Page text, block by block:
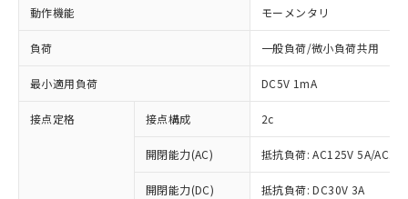
動作機能 モーメンタリ
負荷 一般負荷/微小負荷共用
最小適用負荷 DC5V 1mA
接点定格 接点構成 2c
開閉能力(AC) 抵抗負荷: AC125V 5A/
開閉能力(DC) 抵抗負荷: DC30V 3A